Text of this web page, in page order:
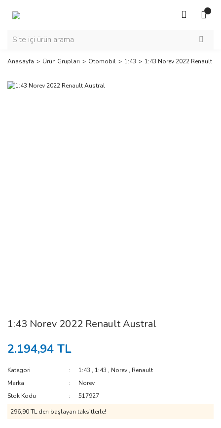
Anasayfa Ürün Grupları Otomobil 1:43 1:43 Norev 2022 Renault
1:43 Norev 2022 Renault Austral
2.194,94 TL
Kategori 1:43 , 1:43 , Norev , Renault
Marka
Norev
Stok Kodu
517927
296,90 TL den başlayan taksitlerle!